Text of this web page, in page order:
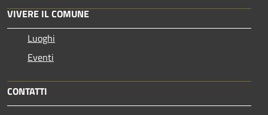
VIVERE IL COMUNE
Luoghi
Eventi
CONTATTI